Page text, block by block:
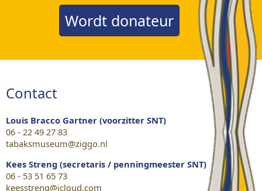
Wordt donateur
Contact
Louis Bracco Gartner (voorzitter SNT)
06 - 22 49 27 83
tabaksmuseum@ziggo.nl
Kees Streng (secretaris / penningmeester SNT)
06 - 53 51 65 73
keesstreng@icloud.com